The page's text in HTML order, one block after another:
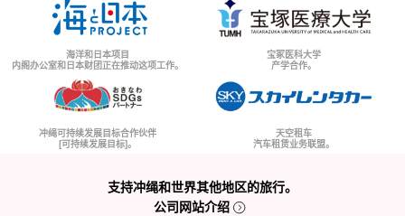
海洋和日本项目
内阁办公室和日本财团正在推动这项工作。
宝冢医科大学
产学合作。
冲绳可持续发展目标合作伙伴
[可持续发展目标]。
天空租车
汽车租赁业务联盟。
支持冲绳和世界其他地区的旅行。
公司网站介绍